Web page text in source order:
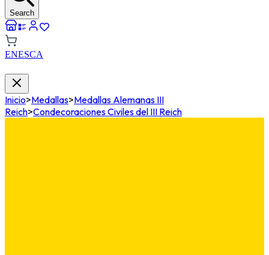
Search
ENESCA
Inicio>Medallas>Medallas Alemanas III
Reich>Condecoraciones Civiles del III Reich